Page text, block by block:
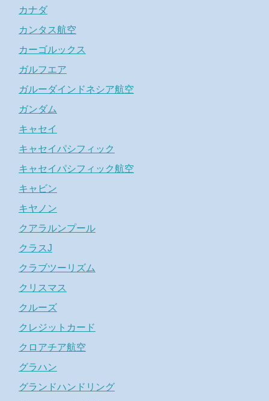
カナダ
カンタス航空
カーゴルックス
ガルフエア
ガルーダインドネシア航空
ガンダム
キャセイ
キャセイパシフィック
キャセイパシフィック航空
キャビン
キヤノン
クアラルンプール
クラスJ
クラブツーリズム
クリスマス
クルーズ
クレジットカード
クロアチア航空
グラハン
グランドハンドリング